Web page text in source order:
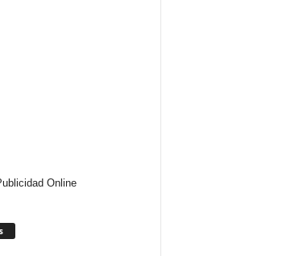
Online